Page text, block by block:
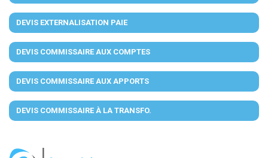
DEVIS EXTERNALISATION PAIE
DEVIS COMMISSAIRE AUX COMPTES
DEVIS COMMISSAIRE AUX APPORTS
DEVIS COMMISSAIRE À LA TRANSFO.